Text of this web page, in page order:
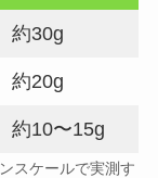
約30g
約20g
約10〜15g
スケールで実測す